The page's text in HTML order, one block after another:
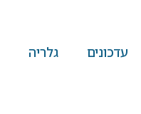
עדכונים גלריה